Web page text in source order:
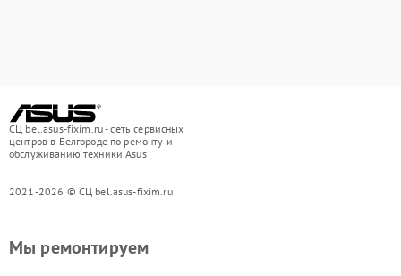
СЦ bel.asus-fixim.ru - сеть сервисных
центров в Белгороде по ремонту и
обслуживанию техники Asus
2021-2026 © СЦ bel.asus-fixim.ru
Мы ремонтируем